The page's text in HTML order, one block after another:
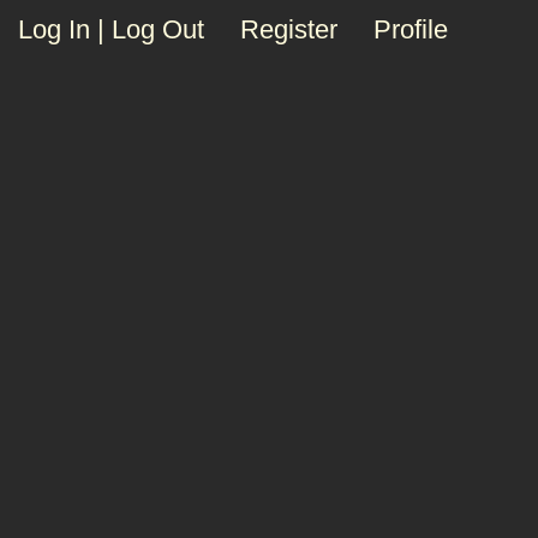
Log In | Log Out Register Profile